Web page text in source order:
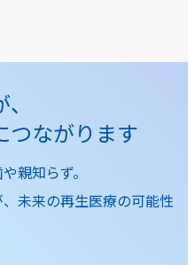
、
つながり ます
親知らず。
未来の再生医療の可能性